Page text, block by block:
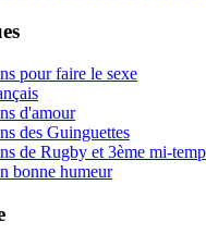
pour faire le sexe
d'amour
des Guinguettes
de Rugby et 3ème mi-
bonne humeur